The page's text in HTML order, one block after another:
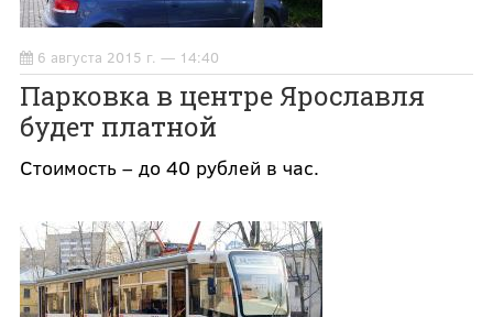
6 августа 2015 г. — 14:40
Парковка в центре Ярославля
будет платной
Стоимость – до 40 рублей в час.